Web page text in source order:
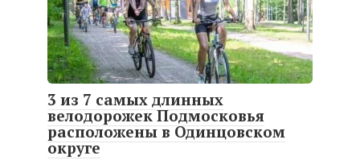
3 из 7 самых длинных
велодорожек Подмосковья
расположены в Одинцовском
округе